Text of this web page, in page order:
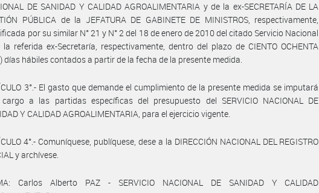
DE SANIDAD Y CALIDAD AGROALIMENTARIA y de la ex-SECRETARÍA DE LA
PÚBLICA de la JEFATURA DE GABINETE DE MINISTROS, respectivamente,
por su similar N° 21 y N° 2 del 18 de enero de 2010 del citado Servicio Nacional
referida ex-Secretaría, respectivamente, dentro del plazo de CIENTO OCHENTA
días hábiles contados a partir de la fecha de la presente medida.
3°.- El gasto que demande el cumplimiento de la presente medida se imputará
a las partidas específicas del presupuesto del SERVICIO NACIONAL DE
Y CALIDAD AGROALIMENTARIA, para el ejercicio vigente.
4°.- Comuníquese, publíquese, dese a la DIRECCIÓN NACIONAL DEL REGISTRO
y archívese.
Carlos Alberto PAZ - SERVICIO NACIONAL DE SANIDAD Y CALIDAD